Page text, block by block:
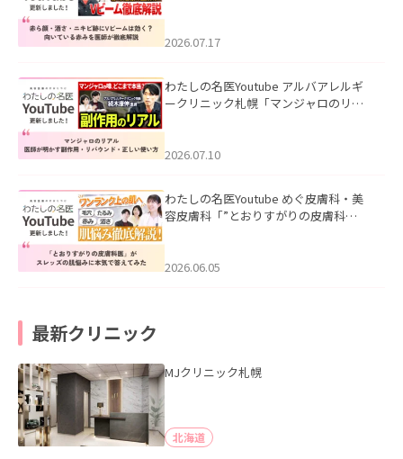
した。
2026.07.17
わたしの名医Youtube アルバアレルギ
ークリニック札幌「マンジャロのリア
た。
2026.07.10
わたしの名医Youtube めぐ皮膚科・美
容皮膚科「”とおりすがりの皮膚科
2026.06.05
最新クリニック
MJクリニック札幌
北海道